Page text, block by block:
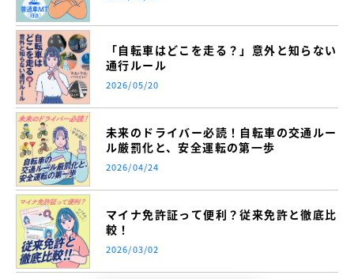
「自転車はどこを走る？」意外と知らない
通行ルール
2026/05/20
未来のドライバー必読！自転車の交通ルー
ル厳罰化と、安全運転の第一歩
2026/04/24
マイナ免許証って便利？従来免許と徹底比
較！
2026/03/02